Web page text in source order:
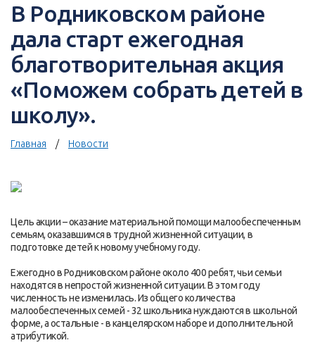
В Родниковском районе
дала старт ежегодная
благотворительная акция
«Поможем собрать детей в
школу».
Главная Новости
Цель акции – оказание материальной помощи малообеспеченным
семьям, оказавшимся в трудной жизненной ситуации, в
подготовке детей к новому учебному году.
Ежегодно в Родниковском районе около 400 ребят, чьи семьи
находятся в непростой жизненной ситуации. В этом году
численность не изменилась. Из общего количества
малообеспеченных семей - 32 школьника нуждаются в школьной
форме, а остальные - в канцелярском наборе и дополнительной
атрибутикой.